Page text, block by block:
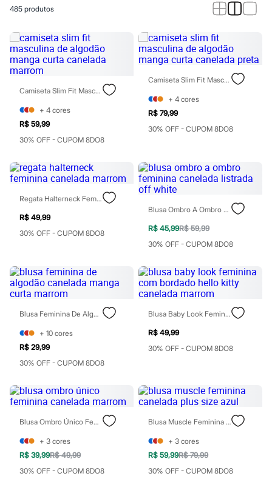
Casacos e Jaquetas
Macacões
Saias
Shorts e Bermudas
Vestidos
Acessórios
Bolsas
Bijoux
Cintos
Relógios
Botas
Chinelos
Sandálias
Tênis
Marcas
Mindset
Sawary
Yessica
Moda esportiva
Acessórios
Blusas
Calçados
Leggings
Shorts e Bermudas
Tops
Calcinhas
Cintas e Modeladores
Meias
Pijamas
Sutiãs e Tops
Moda praia
Biquínis
Maiôs
Saídas de praia
485 produtos
Camiseta Slim Fit Masculina De Algodão Manga Curta Canelada Marrom
+ 4 cores
R$ 59,99
30% OFF - CUPOM 8DO8
Camiseta Slim Fit Masculina De Algodão Manga Curta Canelada Preta
+ 4 cores
R$ 79,99
30% OFF - CUPOM 8DO8
Regata Halterneck Feminina Canelada Marrom
R$ 49,99
30% OFF - CUPOM 8DO8
Blusa Ombro A Ombro Feminina Canelada Listrada Off White
R$ 45,99R$ 59,99
30% OFF - CUPOM 8DO8
Blusa Feminina De Algodão Canelada Manga Curta Marrom
+ 10 cores
R$ 29,99
30% OFF - CUPOM 8DO8
Blusa Baby Look Feminina Com Bordado Hello Kitty Canelada Marrom
R$ 49,99
30% OFF - CUPOM 8DO8
Blusa Ombro Único Feminina Canelada Marrom
+ 3 cores
R$ 39,99R$ 49,99
30% OFF - CUPOM 8DO8
Blusa Muscle Feminina Canelada Plus Size Azul
+ 3 cores
R$ 59,99R$ 79,99
30% OFF - CUPOM 8DO8